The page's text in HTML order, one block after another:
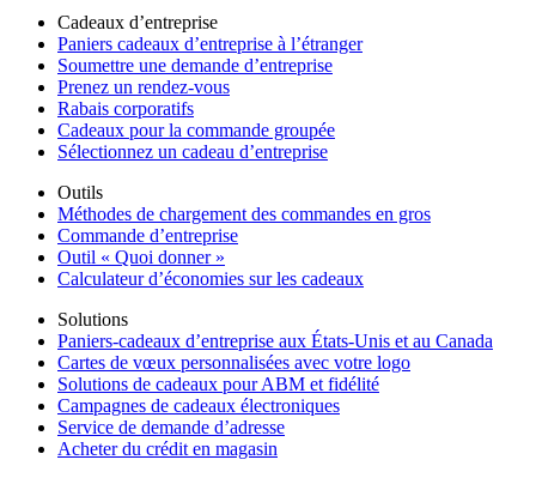
Cadeaux d’entreprise
Paniers cadeaux d’entreprise à l’étranger
Soumettre une demande d’entreprise
Prenez un rendez-vous
Rabais corporatifs
Cadeaux pour la commande groupée
Sélectionnez un cadeau d’entreprise
Outils
Méthodes de chargement des commandes en gros
Commande d’entreprise
Outil « Quoi donner »
Calculateur d’économies sur les cadeaux
Solutions
Paniers-cadeaux d’entreprise aux États-Unis et au Canada
Cartes de vœux personnalisées avec votre logo
Solutions de cadeaux pour ABM et fidélité
Campagnes de cadeaux électroniques
Service de demande d’adresse
Acheter du crédit en magasin